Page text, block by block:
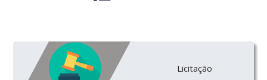
Licitação